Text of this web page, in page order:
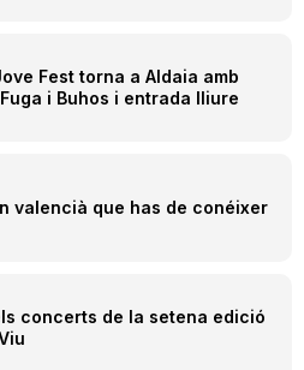
Fest torna a Aldaia amb
i Buhos i entrada lliure
valencià que has de conéixer
concerts de la setena edició